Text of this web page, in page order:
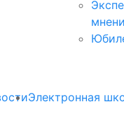
Электронная